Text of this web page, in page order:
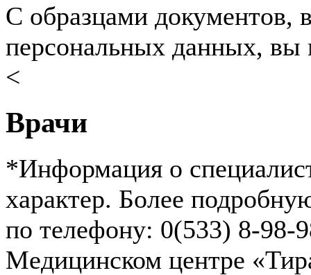
С образцами документов,
персональных данных, вы
<
Врачи
*Информация о
характер. Более
по телефону: 0(533) 8-98-
Медицинском центре